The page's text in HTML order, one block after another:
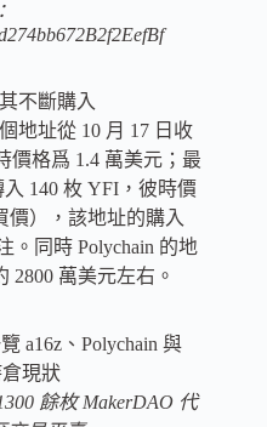
不斷購入
地址從 10 月 17 日收
價格爲 1.4 萬美元；最
140 枚 YFI，彼時價
價），該地址的購入
。同時 Polychain 的地
2800 萬美元左右。
餘枚 MakerDAO 代